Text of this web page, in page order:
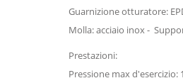
Guarnizione otturatore:
Molla: acciaio inox -
Prestazioni:
Pressione max d'esercizio: